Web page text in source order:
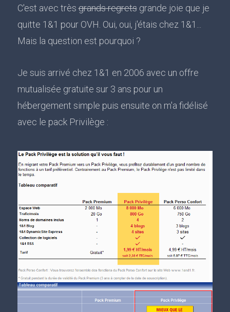
C'est avec trèsgrands regretsgrande joie que je
quitte 1&1 pour OVH. Oui, oui, j'étais chez 1&1...
Mais la question est pourquoi ?
Je suis arrivé chez 1&1 en 2006 avec un offre
mutualisée gratuite sur 3 ans pour un
hébergement simple puis ensuite on m'a fidélisé
avec le pack Privilège :